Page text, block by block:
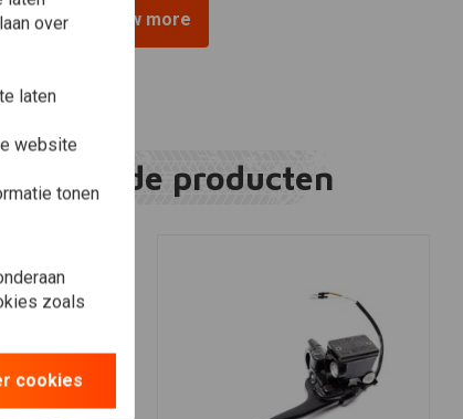
View more
producten
over
laten
website
tonen
zoals
cookies